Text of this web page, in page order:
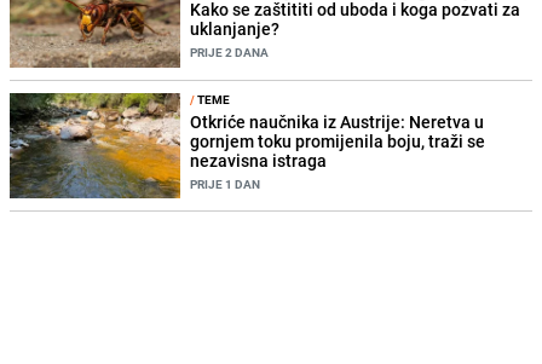
Kako se zaštititi od uboda i koga pozvati za
uklanjanje?
PRIJE 2 DANA
/TEME
Otkriće naučnika iz Austrije: Neretva u
gornjem toku promijenila boju, traži se
nezavisna istraga
PRIJE 1 DAN